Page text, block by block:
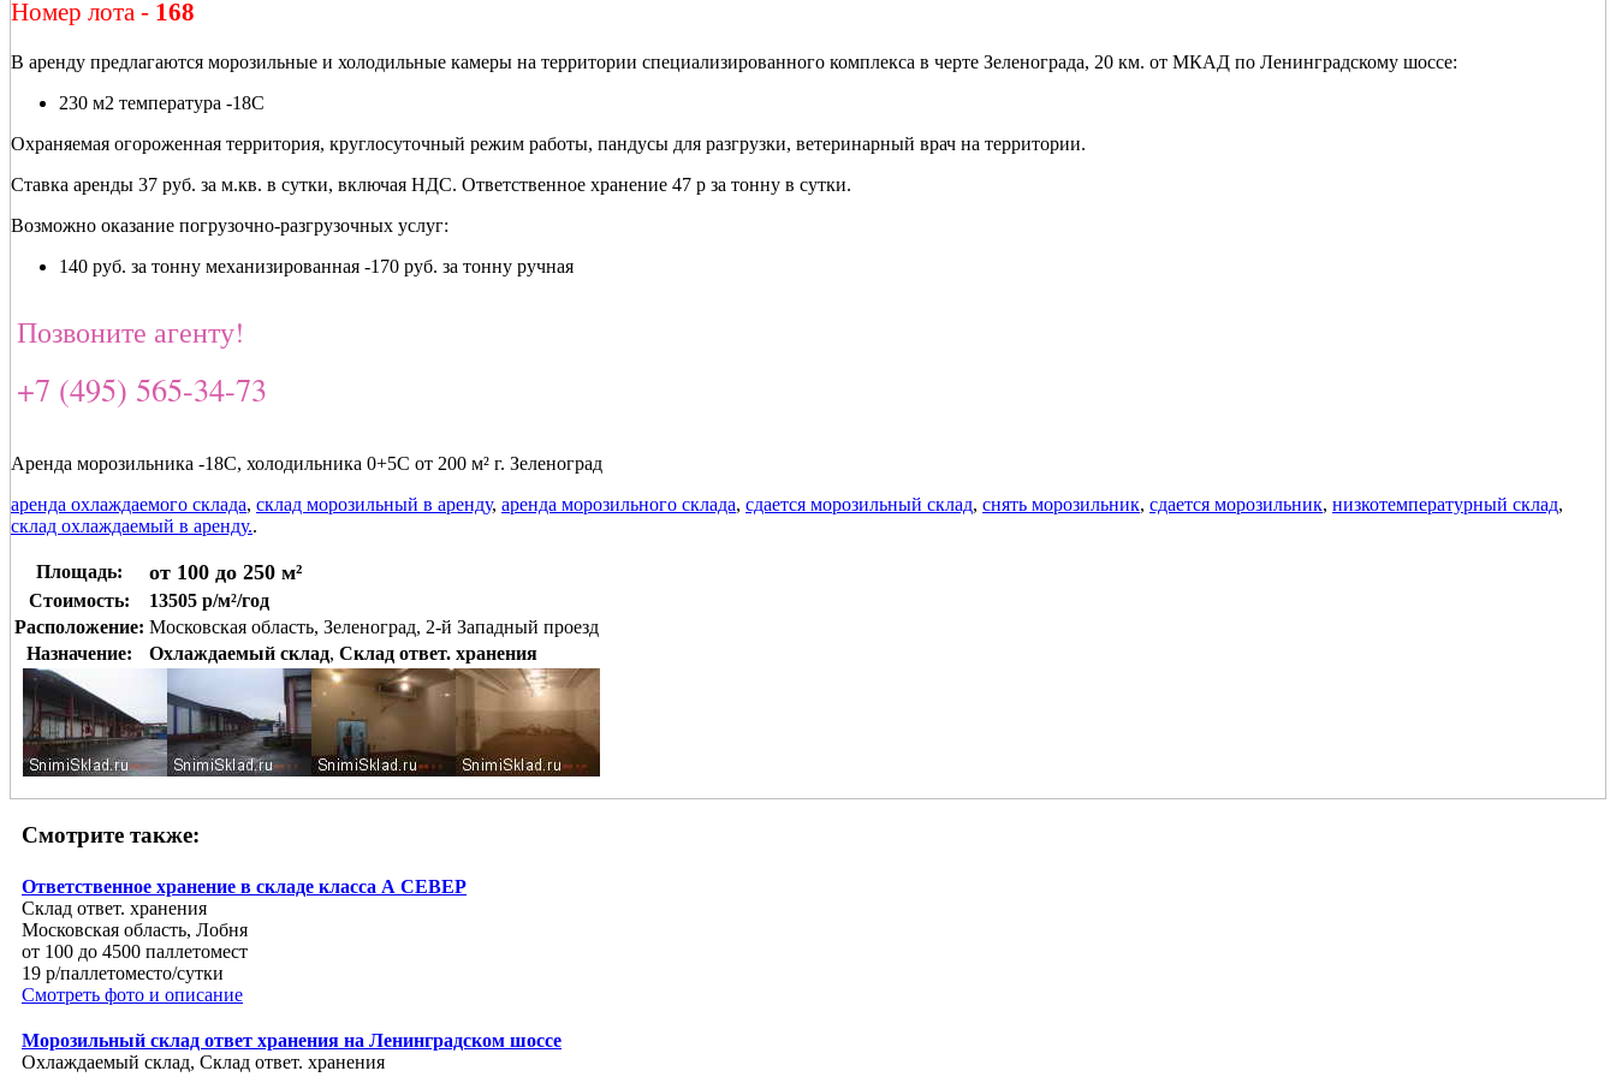
Номер лота - 168
В аренду предлагаются морозильные и холодильные камеры на территории специализированного комплекса в черте Зеленограда, 20 км. от МКАД по Ленинградскому шоссе:
230 м2 температура -18С
Охраняемая огороженная территория, круглосуточный режим работы, пандусы для разгрузки, ветеринарный врач на территории.
Ставка аренды 37 руб. за м.кв. в сутки, включая НДС. Ответственное хранение 47 р за тонну в сутки.
Возможно оказание погрузочно-разгрузочных услуг:
140 руб. за тонну механизированная -170 руб. за тонну ручная
Позвоните агенту!
+7 (495) 565-34-73
Аренда морозильника -18С, холодильника 0+5С от 200 м² г. Зеленоград
аренда охлаждаемого склада, склад морозильный в аренду, аренда морозильного склада, сдается морозильный склад, снять морозильник, сдается морозильник, низкотемпературный склад,
склад охлаждаемый в аренду..
Площадь: от 100 до 250 м²
Стоимость:
13505 р/м²/год
Расположение: Московская область, Зеленоград, 2-й Западный проезд
Назначение:
Охлаждаемый склад, Склад ответ. хранения
Смотрите также:
Ответственное хранение в складе класса А СЕВЕР
Склад ответ. хранения
Московская область, Лобня
от 100 до 4500 паллетомест
19 р/паллетоместо/сутки
Смотреть фото и описание
Морозильный склад ответ хранения на Ленинградском шоссе
Охлаждаемый склад, Склад ответ. хранения